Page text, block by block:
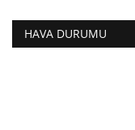
HAVA DURUMU